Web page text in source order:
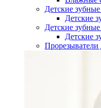
Детские
Детские
Детские
Детские
Прорезыватели